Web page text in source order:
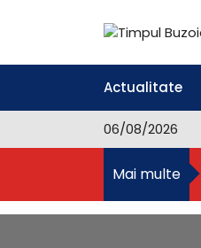
p
o
e
Actualitate
06/08/2026
Mai multe